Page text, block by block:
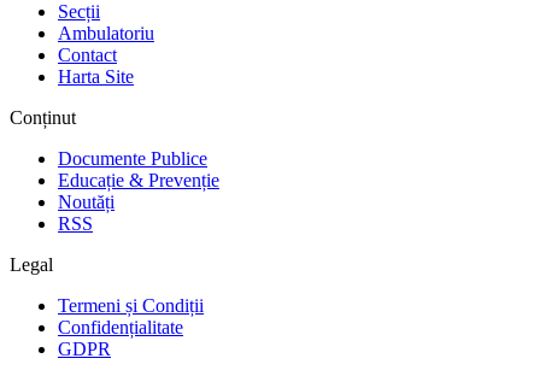
Secții
Ambulatoriu
Contact
Harta Site
Conținut
Documente Publice
Educație & Prevenție
Noutăți
RSS
Legal
Termeni și Condiții
Confidențialitate
GDPR